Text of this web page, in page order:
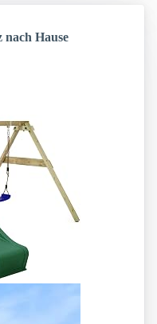
nach Hause